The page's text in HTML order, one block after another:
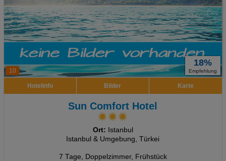
10
18%
Empfehlung
Hotelinfo Bilder Karte
Sun Comfort Hotel
Ort: Istanbul
Istanbul & Umgebung, Türkei
7 Tage, Doppelzimmer, Frühstück